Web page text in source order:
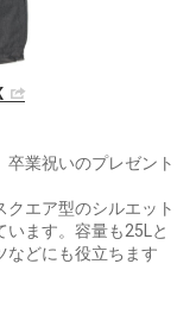
業祝いのプレゼント
エア型のシルエット
ます。容量も25Lと
などにも役立ちます